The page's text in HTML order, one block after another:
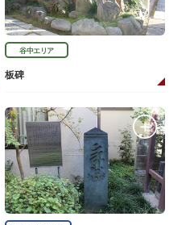
谷中エリア
板碑